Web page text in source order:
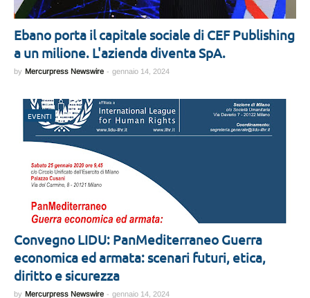
Ebano porta il capitale sociale di CEF Publishing
a un milione. L'azienda diventa SpA.
by Mercurpress Newswire - gennaio 14, 2024
EVENTI
Convegno LIDU: PanMediterraneo Guerra
economica ed armata: scenari futuri, etica,
diritto e sicurezza
by Mercurpress Newswire - gennaio 14, 2024